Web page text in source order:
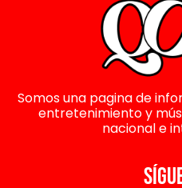
Somos una pagina de
entretenimiento y
nacional e